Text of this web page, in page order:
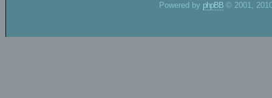
Powered by phpBB © 2001,